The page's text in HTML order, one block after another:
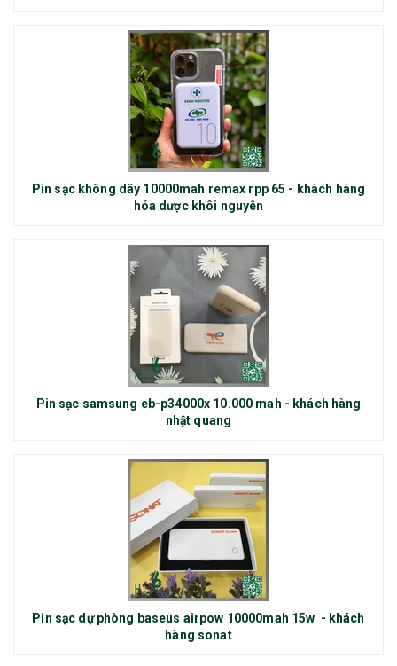
Pin sạc không dây 10000mah remax rpp 65 - khách hàng
hóa dược khôi nguyên
Pin sạc samsung eb-p34000x 10.000 mah - khách hàng
nhật quang
Pin sạc dự phòng baseus airpow 10000mah 15w - khách
hàng sonat